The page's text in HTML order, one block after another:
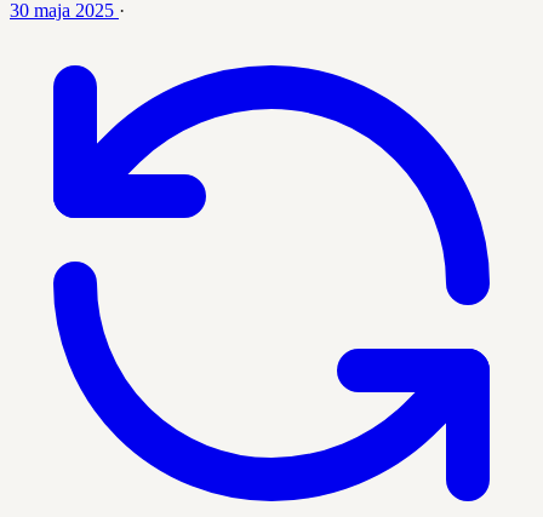
30 maja 2025 ·